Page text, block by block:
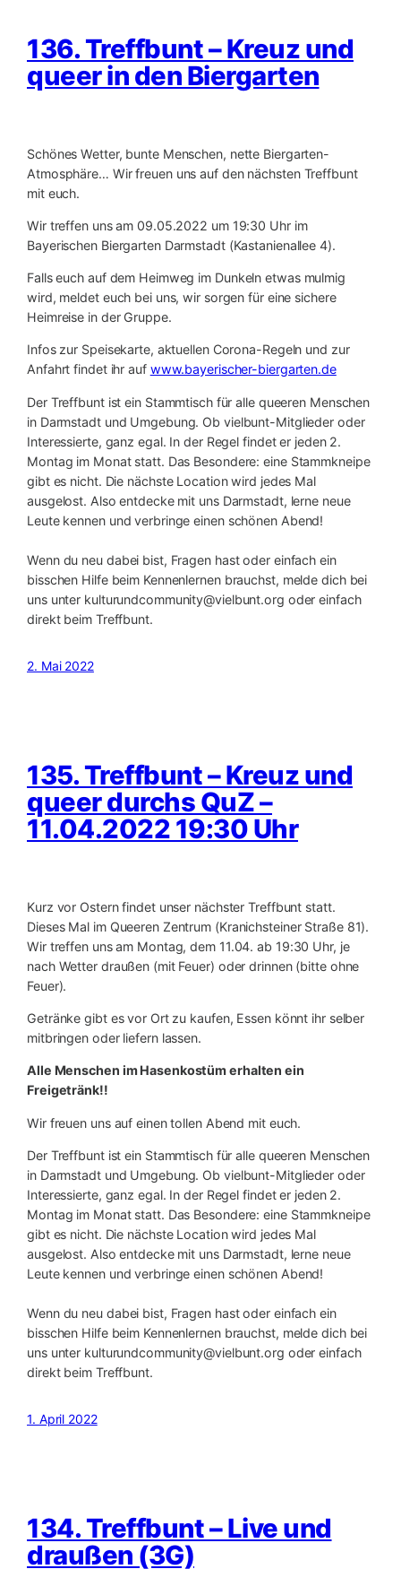
136. Treffbunt – Kreuz und
queer in den Biergarten
Schönes Wetter, bunte Menschen, nette Biergarten-
Atmosphäre… Wir freuen uns auf den nächsten Treffbunt
mit euch.
Wir treffen uns am 09.05.2022 um 19:30 Uhr im
Bayerischen Biergarten Darmstadt (Kastanienallee 4).
Falls euch auf dem Heimweg im Dunkeln etwas mulmig
wird, meldet euch bei uns, wir sorgen für eine sichere
Heimreise in der Gruppe.
Infos zur Speisekarte, aktuellen Corona-Regeln und zur
Anfahrt findet ihr auf www.bayerischer-biergarten.de
Der Treffbunt ist ein Stammtisch für alle queeren Menschen
in Darmstadt und Umgebung. Ob vielbunt-Mitglieder oder
Interessierte, ganz egal. In der Regel findet er jeden 2.
Montag im Monat statt. Das Besondere: eine Stammkneipe
gibt es nicht. Die nächste Location wird jedes Mal
ausgelost. Also entdecke mit uns Darmstadt, lerne neue
Leute kennen und verbringe einen schönen Abend!
Wenn du neu dabei bist, Fragen hast oder einfach ein
bisschen Hilfe beim Kennenlernen brauchst, melde dich bei
uns unter kulturundcommunity@vielbunt.org oder einfach
direkt beim Treffbunt.
2. Mai 2022
135. Treffbunt – Kreuz und
queer durchs QuZ –
11.04.2022 19:30 Uhr
Kurz vor Ostern findet unser nächster Treffbunt statt.
Dieses Mal im Queeren Zentrum (Kranichsteiner Straße 81).
Wir treffen uns am Montag, dem 11.04. ab 19:30 Uhr, je
nach Wetter draußen (mit Feuer) oder drinnen (bitte ohne
Feuer).
Getränke gibt es vor Ort zu kaufen, Essen könnt ihr selber
mitbringen oder liefern lassen.
Alle Menschen im Hasenkostüm erhalten ein
Freigetränk!!
Wir freuen uns auf einen tollen Abend mit euch.
Der Treffbunt ist ein Stammtisch für alle queeren Menschen
in Darmstadt und Umgebung. Ob vielbunt-Mitglieder oder
Interessierte, ganz egal. In der Regel findet er jeden 2.
Montag im Monat statt. Das Besondere: eine Stammkneipe
gibt es nicht. Die nächste Location wird jedes Mal
ausgelost. Also entdecke mit uns Darmstadt, lerne neue
Leute kennen und verbringe einen schönen Abend!
Wenn du neu dabei bist, Fragen hast oder einfach ein
bisschen Hilfe beim Kennenlernen brauchst, melde dich bei
uns unter kulturundcommunity@vielbunt.org oder einfach
direkt beim Treffbunt.
1. April 2022
134. Treffbunt – Live und
draußen (3G)